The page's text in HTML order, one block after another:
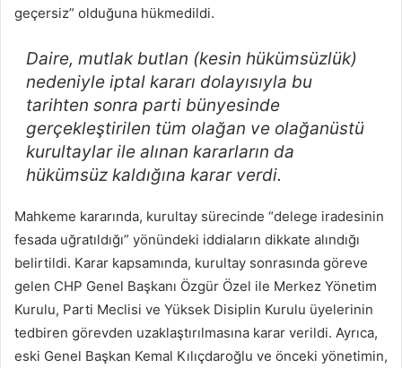
geçersiz” olduğuna hükmedildi.
Daire, mutlak butlan (kesin hükümsüzlük)
nedeniyle iptal kararı dolayısıyla bu
tarihten sonra parti bünyesinde
gerçekleştirilen tüm olağan ve olağanüstü
kurultaylar ile alınan kararların da
hükümsüz kaldığına karar verdi.
Mahkeme kararında, kurultay sürecinde “delege iradesinin
fesada uğratıldığı” yönündeki iddiaların dikkate alındığı
belirtildi. Karar kapsamında, kurultay sonrasında göreve
gelen CHP Genel Başkanı Özgür Özel ile Merkez Yönetim
Kurulu, Parti Meclisi ve Yüksek Disiplin Kurulu üyelerinin
tedbiren görevden uzaklaştırılmasına karar verildi. Ayrıca,
eski Genel Başkan Kemal Kılıçdaroğlu ve önceki yönetimin,